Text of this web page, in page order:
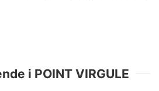
i POINT VIRGULE